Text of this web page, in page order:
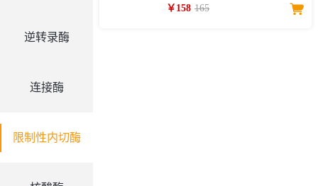
逆转录酶
连接酶
限制性内切酶
￥158 165